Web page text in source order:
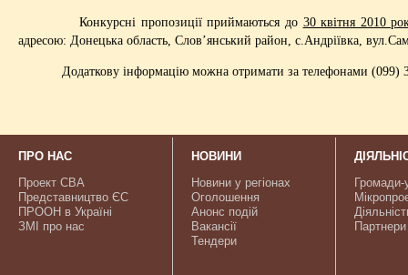
Конкурсні пропозиції приймаються до 30 квітня 2010
адресою: Донецька область, Слов’янський район, с.Андріївка,
Додаткову інформацію можна отримати за телефонами (099)
ПРО НАС
Проект CBA
Представництво ЄС
ПРООН в Україні
ЗМІ про нас
НОВИНИ
Новини у регіонах
Оголошення
Анонс подій
Вакансії
Тендери
Громади-
Партнери